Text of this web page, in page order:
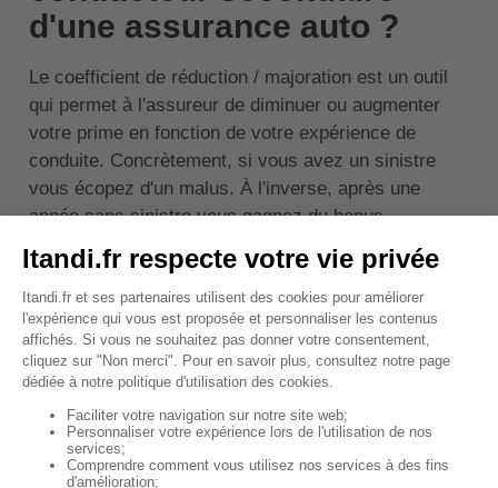
d'une assurance auto ?
Le coefficient de réduction / majoration est un outil
qui permet à l'assureur de diminuer ou augmenter
votre prime en fonction de votre expérience de
conduite. Concrètement, si vous avez un sinistre
vous écopez d'un malus. À l'inverse, après une
année sans sinistre vous gagnez du bonus.
Le bonus-malus peut être au maximum de 3,5 et au
minimum de 0,5. Il est lié au véhicule assuré et non
aux conducteurs.
De ce fait, même si c'est le conducteur principal qui
est responsable du contrat, si le conducteur
secondaire a un accident, il impactera le bonus-
malus du contrat et donc à la fois le sien et celui du
conducteur principal.